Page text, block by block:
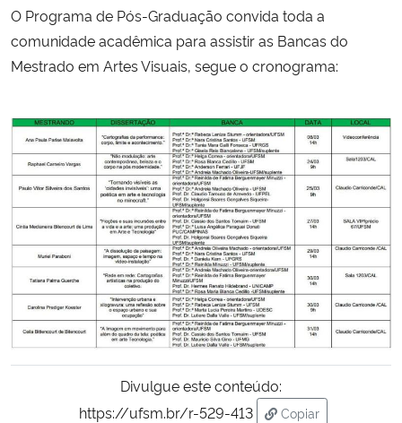
Ministério da Cidadania
Ministério da Saúde
Ministério da Ciência, Tecnologia, Inovações e Comunicações
Ministério do Meio Ambiente
Ministério do Turismo
Ministério do Desenvolvimento Regional
Controladoria-Geral da União
Ministério da Mulher, da Família e dos Direitos Humanos
O Programa de Pós-Graduação convida toda a
comunidadeacadêmica para assistir as Bancas do
Mestrado em Artes Visuais, segue o cronograma:
Divulgue este conteúdo:
https://ufsm.br/r-529-413
Copiar